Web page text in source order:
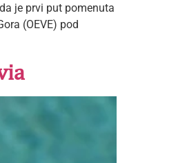
je prvi put pomenuta
(OEVE) pod